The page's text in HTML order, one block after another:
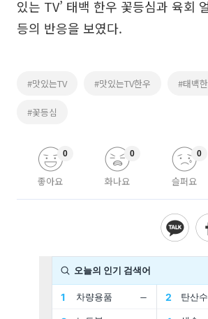
있는 TV’ 태백 한우 꽃등심과 육회
등의 반응을 보였다.
#맛있는TV #맛있는TV한우 #태백
#꽃등심
좋아요
0
화나요
0
슬퍼요
0